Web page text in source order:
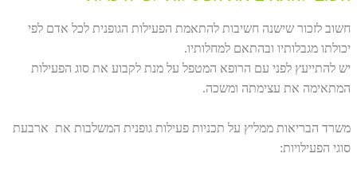
חשוב לזכור שישנה חשיבות להתאמת הפעילות הגופנית לכל אדם לפי
יכולתו מגבלותיו ובהתאם למחלותיו.
יש להתייעץ לפני עם הרופא המטפל על מנת לקבוע את סוג הפעילות
המתאימה את עצימתה ומשכה.
משרד הבריאות ממליץ על תכניות פעילות גופנית המשלבות את ארבעת
סוגי הפעילויות: